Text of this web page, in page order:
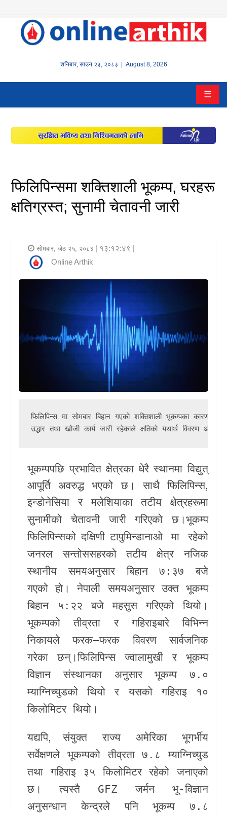
शनिबार, साउन २३, २०८३ | August 8, 2026
होम
वित्त
इन्स्योरेन्स
पूँजीबजार
अटो
राजनीति
समाचार
शिक्षा
खेलकुद
Unicode
☰
फिलिपिन्समा शक्तिशाली भूकम्प, घरहरू
क्षतिग्रस्त; सुनामी चेतावनी जारी
सोमबार, जेठ २५, २०८३ | १३:१२:४९ |
Online Arthik
फिलिपिन्स मा सोमबार बिहान गएको शक्तिशाली भूकम्पका कारण
उद्धार तथा खोजी कार्य जारी रहेकाले क्षतिको यथार्थ विवरण
भूकम्पपछि प्रभावित क्षेत्रका धेरै स्थानमा विद्युत्
आपूर्ति अवरुद्ध भएको छ। साथै फिलिपिन्स,
इन्डोनेसिया र मलेशियाका तटीय क्षेत्रहरूमा
सुनामीको चेतावनी जारी गरिएको छ।भूकम्प
फिलिपिन्सको दक्षिणी टापुमिन्डानाओमा रहेको
जनरल सन्तोससहरको तटीय क्षेत्र नजिक
स्थानीय समयअनुसार बिहान ७:३७ बजे
गएको हो। नेपाली समयअनुसार उक्त भूकम्प
बिहान ५:२२ बजे महसुस गरिएको थियो।
भूकम्पको तीव्रता र गहिराइबारे विभिन्न
निकायले फरक–फरक विवरण सार्वजनिक
गरेका छन्।फिलिपिन्स ज्वालामुखी र भूकम्प
विज्ञान संस्थानका अनुसार भूकम्प ७.०
म्याग्निच्युडको थियो र यसको गहिराइ १०
किलोमिटर थियो।
यद्यपि,संयुक्त राज्य अमेरिका भूगर्भीय
सर्वेक्षणले भूकम्पको तीव्रता ७.८ म्याग्निच्युड
तथा गहिराइ ३५ किलोमिटर रहेको जनाएको
छ। त्यस्तै GFZ जर्मन भू-विज्ञान
अनुसन्धान केन्द्रले पनि भूकम्प ७.८